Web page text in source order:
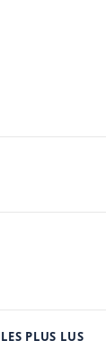
PUBLICITÉ
LES PLUS LUS